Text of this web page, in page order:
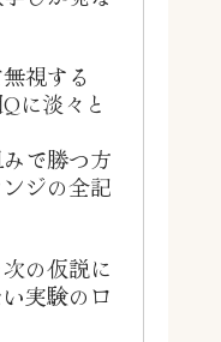
視する
に淡々と
で勝つ方
ジの全記
の仮説に
実験のロ